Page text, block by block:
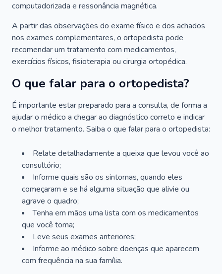
computadorizada e ressonância magnética.
A partir das observações do exame físico e dos achados
nos exames complementares, o ortopedista pode
recomendar um tratamento com medicamentos,
exercícios físicos, fisioterapia ou cirurgia ortopédica.
O que falar para o ortopedista?
É importante estar preparado para a consulta, de forma a
ajudar o médico a chegar ao diagnóstico correto e indicar
o melhor tratamento. Saiba o que falar para o ortopedista:
Relate detalhadamente a queixa que levou você ao
consultório;
Informe quais são os sintomas, quando eles
começaram e se há alguma situação que alivie ou
agrave o quadro;
Tenha em mãos uma lista com os medicamentos
que você toma;
Leve seus exames anteriores;
Informe ao médico sobre doenças que aparecem
com frequência na sua família.